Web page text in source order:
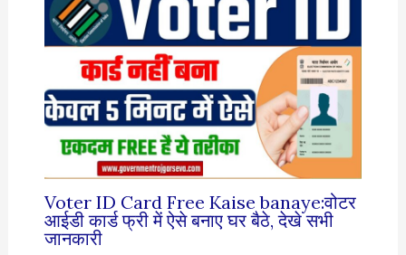
Voter ID Card Free Kaise banaye:वोटर
आईडी कार्ड फ्री में ऐसे बनाए घर बैठे, देखे सभी
जानकारी